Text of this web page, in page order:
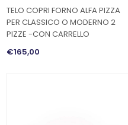
TELO COPRI FORNO ALFA PIZZA
PER CLASSICO O MODERNO 2
PIZZE -CON CARRELLO
€165,00